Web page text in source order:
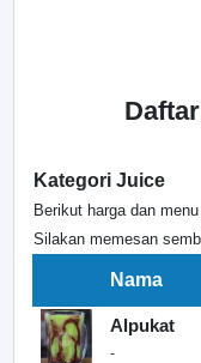
Kategori Juice
Berikut harga dan
Silakan memesan
Nama
Alpukat
-